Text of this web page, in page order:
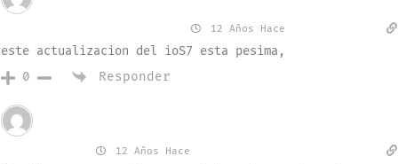
12 Años Hace
este actualizacion del ioS7 esta pesima,
0
Responder
12 Años Hace